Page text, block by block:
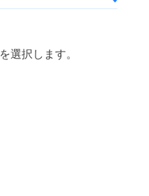
を選択します。